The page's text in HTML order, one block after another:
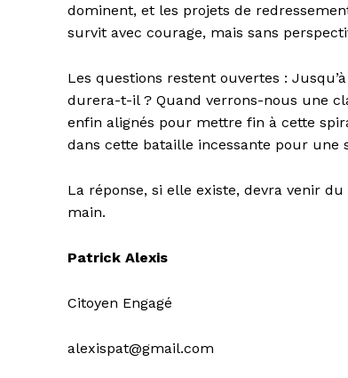
dominent, et les projets de
survit avec courage, mais sans
Les questions restent ouvertes :
durera-t-il ? Quand verrons-nous une
enfin alignés pour mettre fin à cette
dans cette bataille incessante pour
La réponse, si elle existe, devra venir
main.
Patrick Alexis
Citoyen Engagé
alexispat@gmail.com